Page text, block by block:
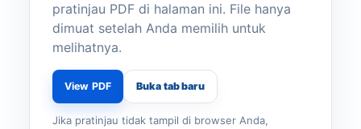
pratinjau PDF di halaman ini. File hanya
dimuat setelah Anda memilih untuk
melihatnya.
View PDF Buka tab baru
Jika pratinjau tidak tampil di browser Anda,